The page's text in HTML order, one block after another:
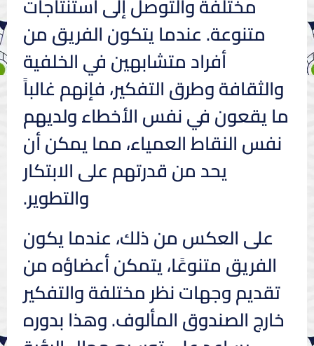
متنوعة. عندما يتكون الفريق من
أفراد متشابهين في الخلفية
والثقافة وطرق التفكير، فإنهم غالباً
ما يقعون في نفس الأخطاء ولديهم
نفس النقاط العمياء، مما يمكن أن
يحد من قدرتهم على الابتكار
والتطوير.
على العكس من ذلك، عندما يكون
الفريق متنوعًا، يتمكن أعضاؤه من
تقديم وجهات نظر مختلفة والتفكير
خارج الصندوق المألوف. وهذا بدوره